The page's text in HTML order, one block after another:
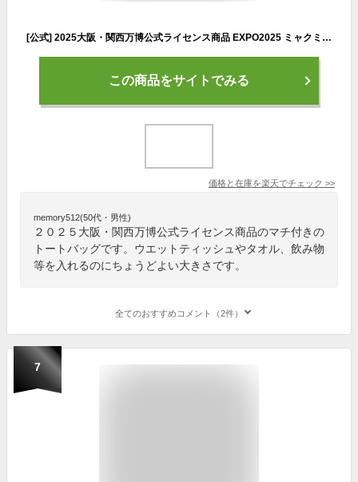
[公式] 2025大阪・関西万博公式ライセンス商品 EXPO2025 ミャクミャク マチ付きバッグ フェイス 006 OB1073 スモール・プラネット カッコイイ トート セカンドバッグ 手持ち鞄 サブバッグ
この商品をサイトでみる
価格と在庫を楽天でチェック >>
memory512(50代・男性)
２０２５大阪・関西万博公式ライセンス商品のマチ付きの
トートバッグです。ウエットティッシュやタオル、飲み物
等を入れるのにちょうどよい大きさです。
全てのおすすめコメント（2件）
7